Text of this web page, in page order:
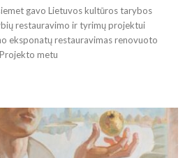
gavo Lietuvos kultūros tarybos
restauravimo ir tyrimų projektui
eksponatų restauravimas renovuoto
metu